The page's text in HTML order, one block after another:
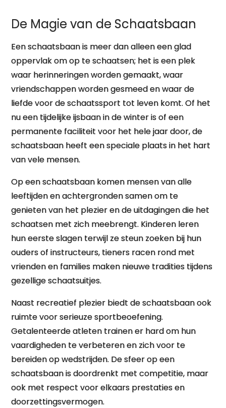
De Magie van de Schaatsbaan
Een schaatsbaan is meer dan alleen een glad
oppervlak om op te schaatsen; het is een plek
waar herinneringen worden gemaakt, waar
vriendschappen worden gesmeed en waar de
liefde voor de schaatssport tot leven komt. Of het
nu een tijdelijke ijsbaan in de winter is of een
permanente faciliteit voor het hele jaar door, de
schaatsbaan heeft een speciale plaats in het hart
van vele mensen.
Op een schaatsbaan komen mensen van alle
leeftijden en achtergronden samen om te
genieten van het plezier en de uitdagingen die het
schaatsen met zich meebrengt. Kinderen leren
hun eerste slagen terwijl ze steun zoeken bij hun
ouders of instructeurs, tieners racen rond met
vrienden en families maken nieuwe tradities tijdens
gezellige schaatsuitjes.
Naast recreatief plezier biedt de schaatsbaan ook
ruimte voor serieuze sportbeoefening.
Getalenteerde atleten trainen er hard om hun
vaardigheden te verbeteren en zich voor te
bereiden op wedstrijden. De sfeer op een
schaatsbaan is doordrenkt met competitie, maar
ook met respect voor elkaars prestaties en
doorzettingsvermogen.